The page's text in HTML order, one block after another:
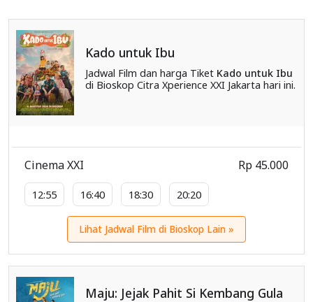
Kado untuk Ibu
Jadwal Film dan harga Tiket Kado untuk Ibu
di Bioskop Citra Xperience XXI Jakarta hari ini.
Cinema XXI
12:55 16:40 18:30 20:20
Rp 45.000
Lihat Jadwal Film di Bioskop Lain »
Maju: Jejak Pahit Si Kembang Gula